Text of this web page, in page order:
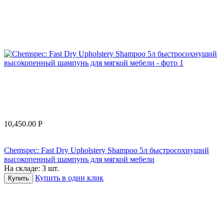
10,450.00 Р
Chemspec: Fast Dry Upholstery Shampoo 5л быстросохнущий
высокопенный шампунь для мягкой мебели
На складе: 3 шт.
Купить Купить в один клик